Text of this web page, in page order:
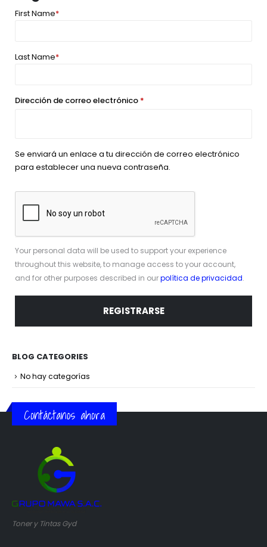
First Name*
Last Name*
Dirección de correo electrónico *
Se enviará un enlace a tu dirección de correo electrónico
para establecer una nueva contraseña.
Your personal data will be used to support your experience
throughout this website, to manage access to your account,
and for other purposes described in ourpolítica de privacidad.
REGISTRARSE
BLOG CATEGORIES
No hay categorías
Contáctanos ahora
Toner y Tintas Gyd